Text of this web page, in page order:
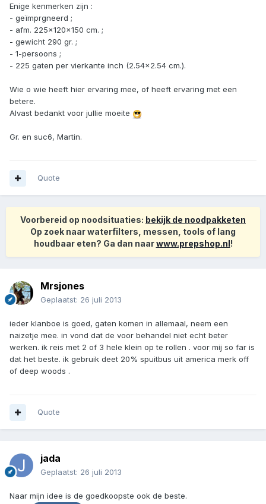
Enige kenmerken zijn :
- geïmprgneerd ;
- afm. 225x120x150 cm. ;
- gewicht 290 gr. ;
- 1-persoons ;
- 225 gaten per vierkante inch (2.54x2.54 cm.).
Wie o wie heeft hier ervaring mee, of heeft ervaring met een
betere.
Alvast bedankt voor jullie moeite
Gr. en suc6, Martin.
Quote
Voorbereid op noodsituaties: bekijk de noodpakketen
Op zoek naar waterfilters, messen, tools of lang
houdbaar eten? Ga dan naarwww.prepshop.nl!
Mrsjones
Geplaatst: 26 juli 2013
ieder klanboe is goed, gaten komen in allemaal, neem een
naizetje mee. in vond dat de voor behandel niet echt beter
werken. ik reis met 2 of 3 hele klein op te rollen . voor mij so far is
dat het beste. ik gebruik deet 20% spuitbus uit america merk off
of deep woods .
Quote
jada
Geplaatst: 26 juli 2013
Naar mijn idee is de goedkoopste ook de beste.